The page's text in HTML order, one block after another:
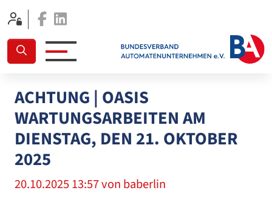
Facebook
ACHTUNG | OASIS
WARTUNGSARBEITEN AM
DIENSTAG, DEN 21. OKTOBER
2025
20.10.2025 13:57von baberlin